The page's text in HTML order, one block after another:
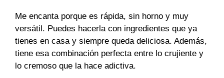
Me encanta porque es rápida, sin horno y muy
versátil. Puedes hacerla con ingredientes que ya
tienes en casa y siempre queda deliciosa. Además,
tiene esa combinación perfecta entre lo crujiente y
lo cremoso que la hace adictiva.